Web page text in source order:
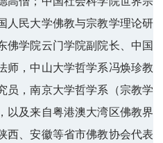
人民大学佛教与宗教学理论研
佛学院云门学院副院长、中国
师，中山大学哲学系冯焕珍教
员，南京大学哲学系（宗教学
以及来自粤港澳大湾区佛教界
西、安徽等省市佛教协会代表